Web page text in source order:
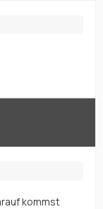
kommst